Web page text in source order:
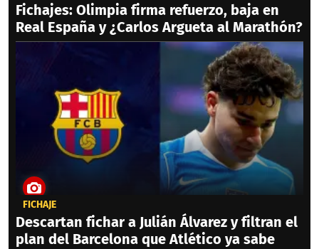
Fichajes: Olimpia firma refuerzo, baja en
Real España y ¿Carlos Argueta al Marathón?
FICHAJE
Descartan fichar a Julián Álvarez y filtran el
plan del Barcelona que Atlético ya sabe